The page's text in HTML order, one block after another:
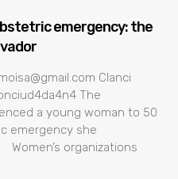
emergency: the
Clanci
The
a young woman to 50
emergency she
organizations